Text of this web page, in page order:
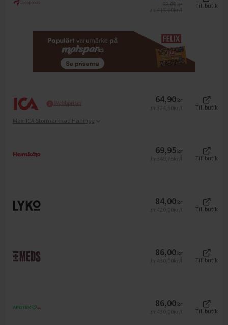
Till butik
Webbpriser 64,90 kr
Till butik
Maxi ICA Stormarknad Haninge
69,95 kr
Till butik
84,00 kr
Till butik
86,00 kr
Till butik
86,00 kr
Till butik